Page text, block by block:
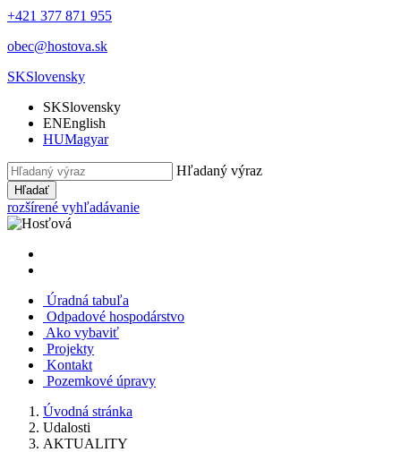
+421 377 871 955
obec@hostova.sk
SKSlovensky
SKSlovensky
ENEnglish
HUMagyar
Hľadaný výraz
Hľadať
rozšírené vyhľadávanie
Úradná tabuľa
Odpadové hospodárstvo
Ako vybaviť
Projekty
Kontakt
Pozemkové úpravy
Úvodná stránka
Udalosti
AKTUALITY